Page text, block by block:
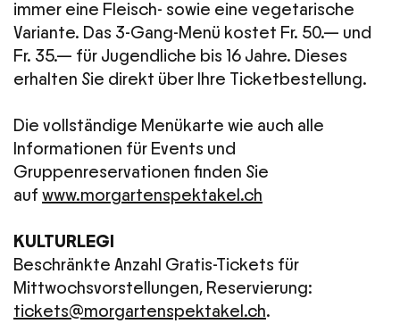
immer eine Fleisch- sowie eine vegetarische
Variante. Das 3-Gang-Menü kostet Fr. 50.— und
Fr. 35.— für Jugendliche bis 16 Jahre. Dieses
erhalten Sie direkt über Ihre Ticketbestellung.
Die vollständige Menükarte wie auch alle
Informationen für Events und
Gruppenreservationen finden Sie
auf www.morgartenspektakel.ch
KULTURLEGI
Beschränkte Anzahl Gratis-Tickets für
Mittwochsvorstellungen, Reservierung:
tickets@morgartenspektakel.ch.